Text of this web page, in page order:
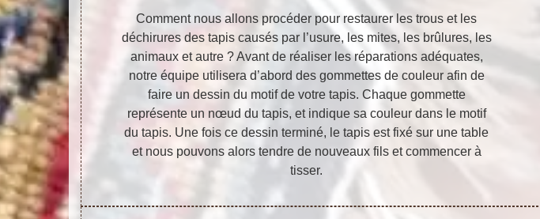
Comment nous allons procéder pour restaurer les trous et les
déchirures des tapis causés par l’usure, les mites, les brûlures, les
animaux et autre ? Avant de réaliser les réparations adéquates,
notre équipe utilisera d’abord des gommettes de couleur afin de
faire un dessin du motif de votre tapis. Chaque gommette
représente un nœud du tapis, et indique sa couleur dans le motif
du tapis. Une fois ce dessin terminé, le tapis est fixé sur une table
et nous pouvons alors tendre de nouveaux fils et commencer à
tisser.